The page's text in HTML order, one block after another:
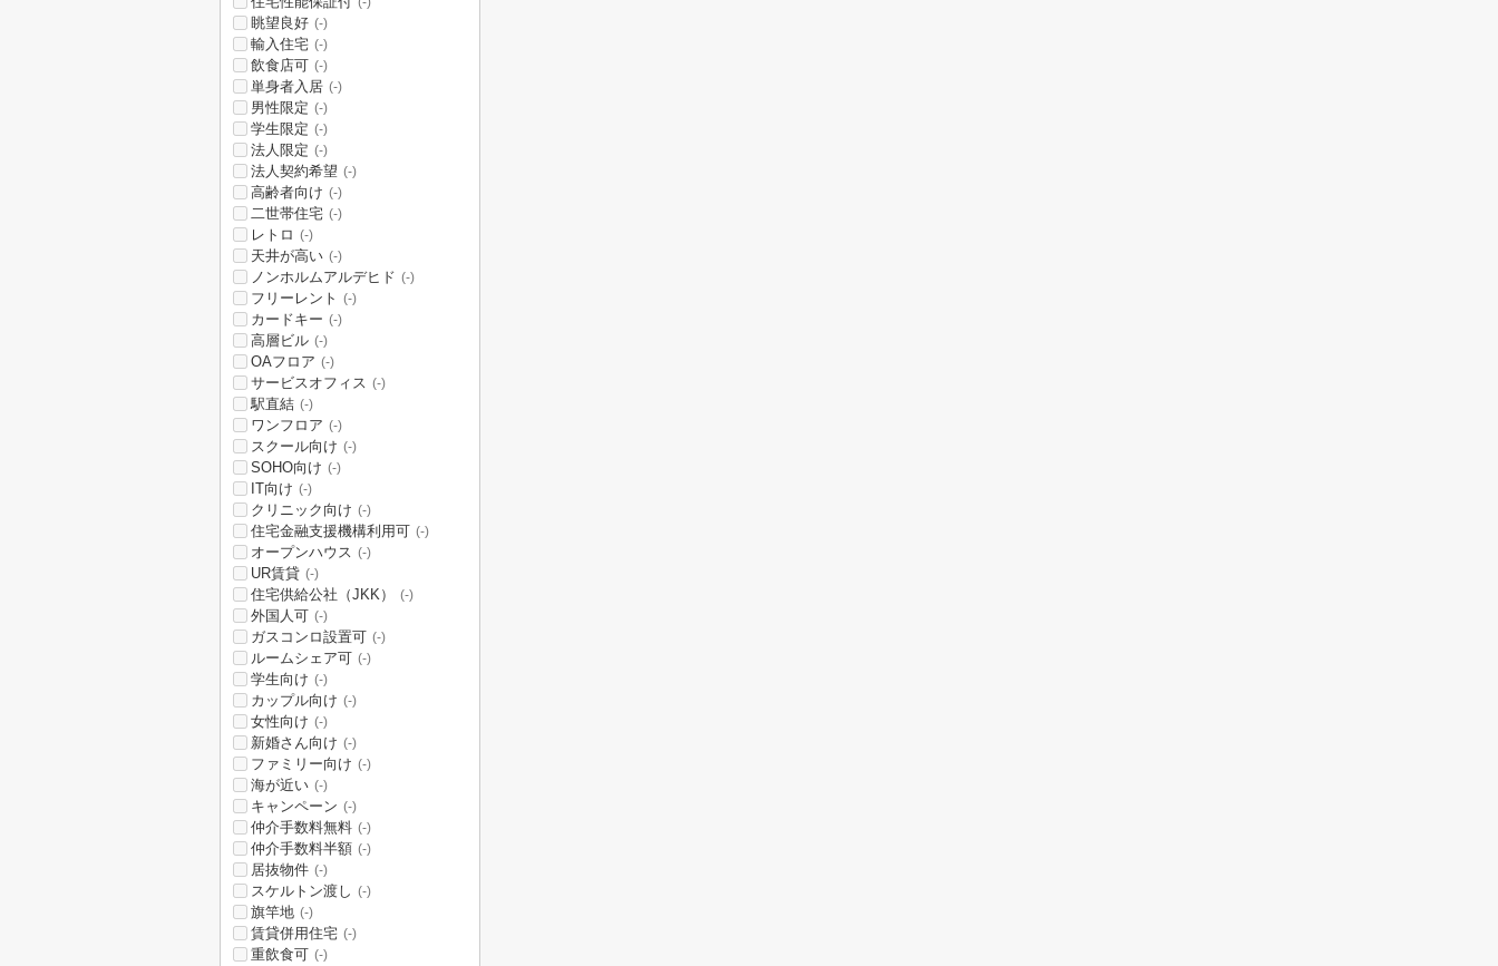
眺望良好 (-)
輸入住宅 (-)
飲食店可 (-)
単身者入居 (-)
男性限定 (-)
学生限定 (-)
法人限定 (-)
法人契約希望 (-)
高齢者向け (-)
二世帯住宅 (-)
レトロ (-)
天井が高い (-)
ノンホルムアルデヒド (-)
フリーレント (-)
カードキー (-)
高層ビル (-)
OAフロア (-)
サービスオフィス (-)
駅直結 (-)
ワンフロア (-)
スクール向け (-)
SOHO向け (-)
IT向け (-)
クリニック向け (-)
住宅金融支援機構利用可 (-)
オープンハウス (-)
UR賃貸 (-)
住宅供給公社（JKK） (-)
外国人可 (-)
ガスコンロ設置可 (-)
ルームシェア可 (-)
学生向け (-)
カップル向け (-)
女性向け (-)
新婚さん向け (-)
ファミリー向け (-)
海が近い (-)
キャンペーン (-)
仲介手数料無料 (-)
仲介手数料半額 (-)
居抜物件 (-)
スケルトン渡し (-)
旗竿地 (-)
賃貸併用住宅 (-)
重飲食可 (-)